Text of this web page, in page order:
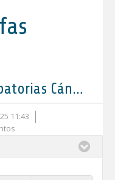
Resoluciones Aprobatorias Cánones y Tarifas 2021
11:43